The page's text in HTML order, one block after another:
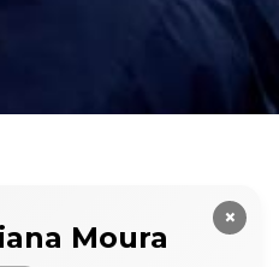
×
Moura